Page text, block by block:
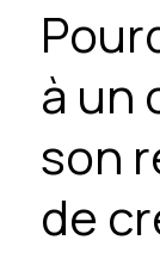
à un
son
de